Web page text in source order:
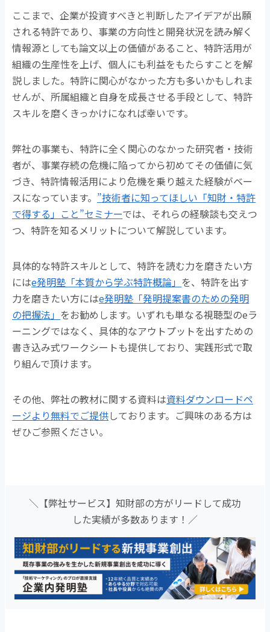
ここまで、企業が投資すべきと判断したアイデアが出願
される特許であり、事業の方向性と開発状況を読み解く
情報源としても論文以上の価値があること、特許活用が
組織の生産性を上げ、個人にも利益をもたらすことを解
説しました。特許に関心がなかった方も多いかもしれま
せんが、所属組織と自身を成長させる手段として、特許
スキルを磨くきっかけになれば幸いです。
弊社の事業も、特許に全く関心のなかった研究者・技術
者が、事業存続の危機に陥ってから初めてその価値に気
づき、特許情報活用により危機を乗り越えた経験がベー
スになっています。 ”技術者に知ってほしい「知財・特許
で得する」こと”セミナーでは、それらの経験談も交えつ
つ、特許を知るメリットについて解説しています。
具体的な特許スキルとして、特許を読む力を磨きたい方
にはe発明塾「本質から学ぶ特許概論」 を、特許を出す
力を磨きたい方にはe発明塾「発明提案書のための発明
の把握法」 をお勧めします。いずれも単なる視聴型のeラ
ーニングではなく、具体的なアウトプットを出すための
書き込み式ワークシートも提供しており、実践形式で取
り組んで頂けます。
その他、弊社の教材に関する資料は資料ダウンロードペ
ージより無料でご提供しております。ご興味のある方は
ぜひご参照ください。
＼【弊社サービス】知財部の方がリードして成功
した実績が多数あります！／